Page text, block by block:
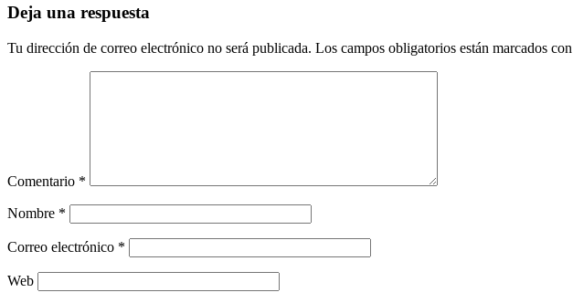
Deja una respuesta
Tu dirección de correo electrónico no será publicada. Los campos obligatorios están marcados con
Comentario *
Nombre *
Correo electrónico *
Web